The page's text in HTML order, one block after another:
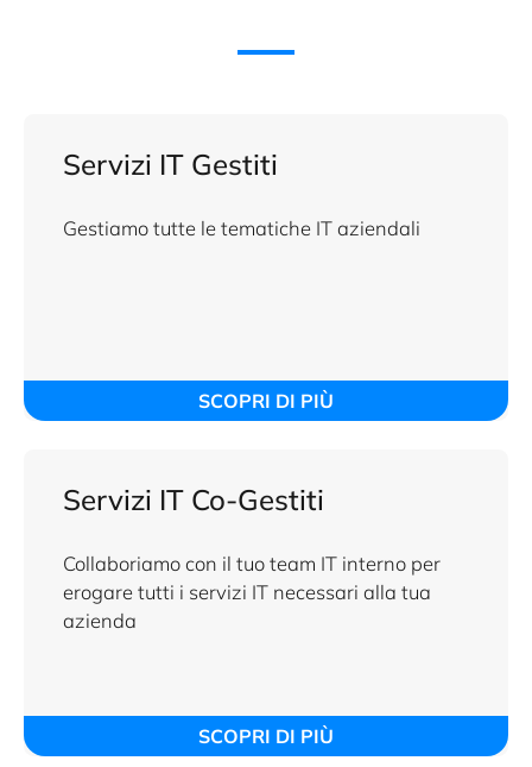
Servizi IT Gestiti
Gestiamo tutte le tematiche IT aziendali
SCOPRI DI PIÙ
Servizi IT Co-Gestiti
Collaboriamo con il tuo team IT interno per
erogare tutti i servizi IT necessari alla tua
azienda
SCOPRI DI PIÙ